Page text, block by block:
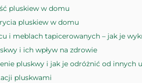
pluskiew w domu
pluskiew w domu
i meblach tapicerowanych – jak je
i ich wpływ na zdrowie
pluskwy i jak je odróżnić od innych
pluskwami